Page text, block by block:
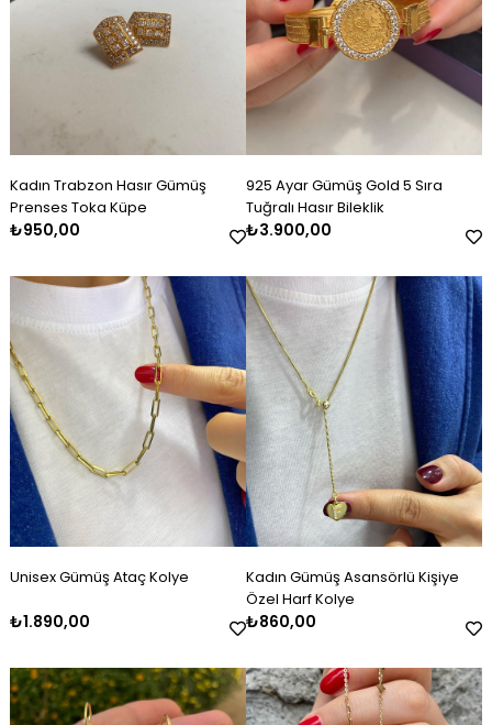
Kadın Trabzon Hasır Gümüş
Prenses Toka Küpe
₺950,00
925 Ayar Gümüş Gold 5 Sıra
Tuğralı Hasır Bileklik
₺3.900,00
Unisex Gümüş Ataç Kolye
₺1.890,00
Kadın Gümüş Asansörlü Kişiye
Özel Harf Kolye
₺860,00